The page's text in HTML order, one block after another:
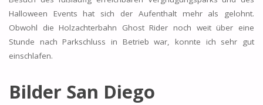
Halloween Events hat sich der Aufenthalt mehr als gelohnt.
Obwohl die Holzachterbahn Ghost Rider noch weit über eine
Stunde nach Parkschluss in Betrieb war, konnte ich sehr gut
einschlafen.
Bilder San Diego